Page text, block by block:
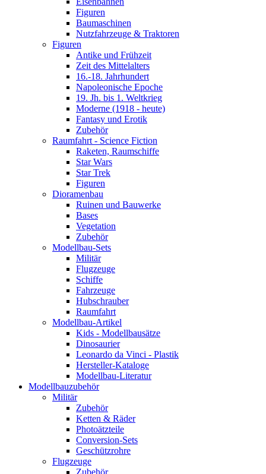
Figuren
Baumaschinen
Nutzfahrzeuge & Traktoren
Figuren
Antike und Frühzeit
Zeit des Mittelalters
16.-18. Jahrhundert
Napoleonische Epoche
19. Jh. bis 1. Weltkrieg
Moderne (1918 - heute)
Fantasy und Erotik
Zubehör
Raumfahrt - Science Fiction
Raketen, Raumschiffe
Star Wars
Star Trek
Figuren
Dioramenbau
Ruinen und Bauwerke
Bases
Vegetation
Zubehör
Modellbau-Sets
Militär
Flugzeuge
Schiffe
Fahrzeuge
Hubschrauber
Raumfahrt
Modellbau-Artikel
Kids - Modellbausätze
Dinosaurier
Leonardo da Vinci - Plastik
Hersteller-Kataloge
Modellbau-Literatur
Modellbauzubehör
Militär
Zubehör
Ketten & Räder
Photoätzteile
Conversion-Sets
Geschützrohre
Flugzeuge
Zubehör